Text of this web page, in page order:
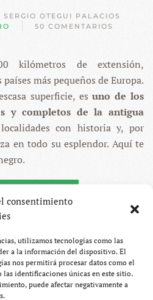
consentimiento
utilizamos tecnologías como las
a la información del dispositivo. El
nos permitirá procesar datos como el
identificaciones únicas en este sitio.
puede afectar negativamente a
SERGIO OTEGUI PALACIOS
50 COMENTARIOS
EN
EN
–
LUGARES
IMPRESCINDIBLES
kilómetros de extensión,
más pequeños de Europa.
superficie, esuno de los
y completos de la antigua
con historia y, por
en todo su esplendor. Aquí te